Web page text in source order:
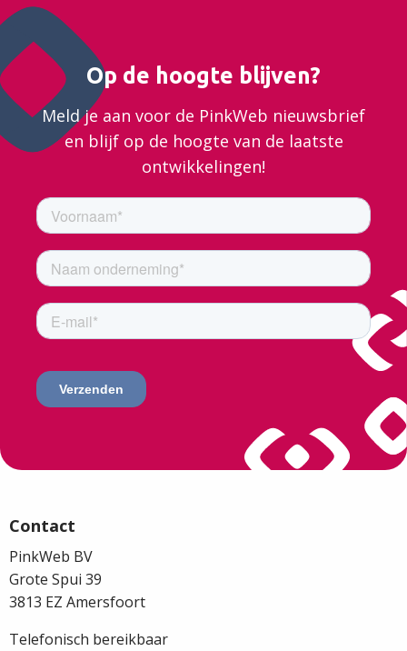
Op de hoogte blijven?
Meld je aan voor de PinkWeb nieuwsbrief
en blijf op de hoogte van de laatste
ontwikkelingen!
Contact
PinkWeb BV
Grote Spui 39
3813 EZ Amersfoort
Telefonisch bereikbaar